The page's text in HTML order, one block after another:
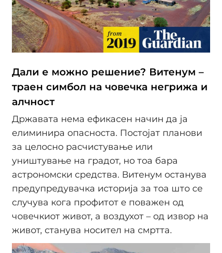
Дали е можно решение? Витенум –
траен симбол на човечка негрижа и
алчност
Државата нема ефикасен начин да ја
елиминира опасноста. Постојат планови
за целосно расчистување или
уништување на градот, но тоа бара
астрономски средства. Витенум останува
предупредувачка историја за тоа што се
случува кога профитот е поважен од
човечкиот живот, а воздухот – од извор на
живот, станува носител на смртта.